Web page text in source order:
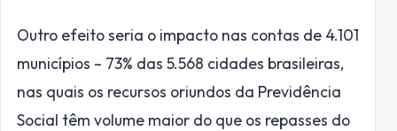
Outro efeito seria o impacto nas contas de 4.101
municípios – 73% das 5.568 cidades brasileiras,
nas quais os recursos oriundos da Previdência
Social têm volume maior do que os repasses do